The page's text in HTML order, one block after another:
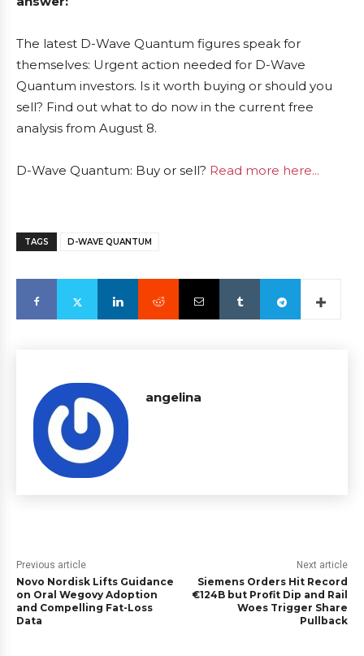
The latest D-Wave Quantum figures speak for
themselves: Urgent action needed for D-Wave
Quantum investors. Is it worth buying or should you
sell? Find out what to do now in the current free
analysis from August 8.
D-Wave Quantum: Buy or sell? Read more here...
TAGS D-WAVE QUANTUM
angelina
Previous article
Novo Nordisk Lifts Guidance
on Oral Wegovy Adoption
and Compelling Fat-Loss
Data
Next article
Siemens Orders Hit Record
€124B but Profit Dip and Rail
Woes Trigger Share
Pullback